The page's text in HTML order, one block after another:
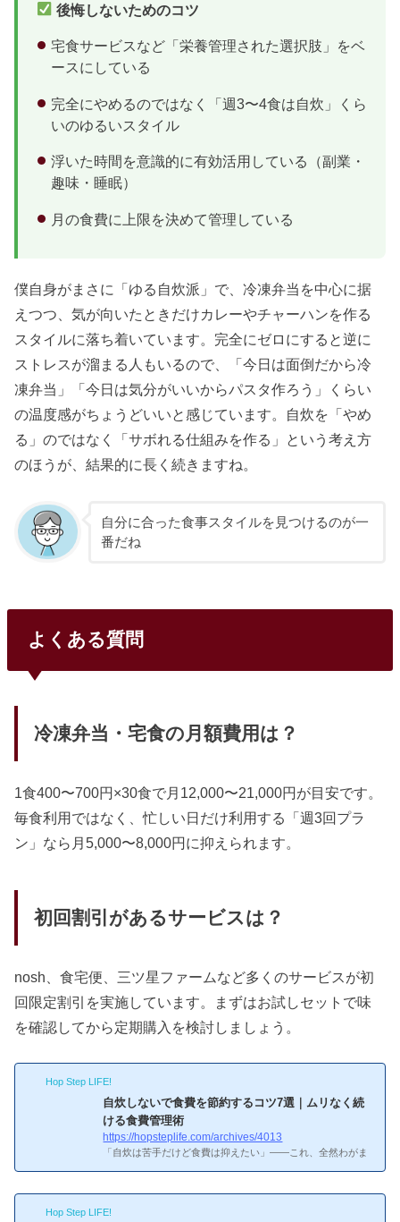
後悔しないためのコツ
宅食サービスなど「栄養管理された選択肢」をベ
ースにしている
完全にやめるのではなく「週3〜4食は自炊」くら
いのゆるいスタイル
浮いた時間を意識的に有効活用している（副業・
趣味・睡眠）
月の食費に上限を決めて管理している
僕自身がまさに「ゆる自炊派」で、冷凍弁当を中心に据
えつつ、気が向いたときだけカレーやチャーハンを作る
スタイルに落ち着いています。完全にゼロにすると逆に
ストレスが溜まる人もいるので、「今日は面倒だから冷
凍弁当」「今日は気分がいいからパスタ作ろう」くらい
の温度感がちょうどいいと感じています。自炊を「やめ
る」のではなく「サボれる仕組みを作る」という考え方
のほうが、結果的に長く続きますね。
自分に合った食事スタイルを見つけるのが一
番だね
よくある質問
冷凍弁当・宅食の月額費用は？
1食400〜700円×30食で月12,000〜21,000円が目安です。
毎食利用ではなく、忙しい日だけ利用する「週3回プラ
ン」なら月5,000〜8,000円に抑えられます。
初回割引があるサービスは？
nosh、食宅便、三ツ星ファームなど多くのサービスが初
回限定割引を実施しています。まずはお試しセットで味
を確認してから定期購入を検討しましょう。
Hop Step LIFE!
自炊しないで食費を節約するコツ7選｜ムリなく続
ける食費管理術
https://hopsteplife.com/archives/4013
「自炊は苦手だけど食費は抑えたい」——これ、全然わがま
ツを紹介します。食費の管理って、何から始めたらいいんだ
Hop Step LIFE!